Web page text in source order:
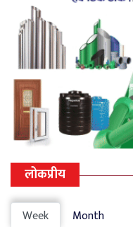
लोकप्रीय
Week Month